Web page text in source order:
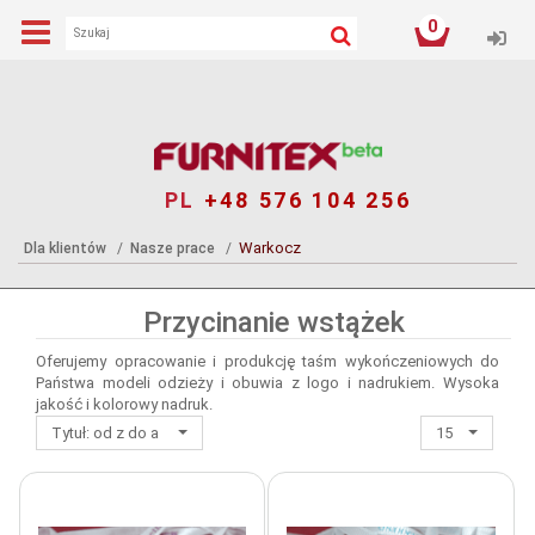
0
PL +48 576 104 256
Dla klientów Nasze prace Warkocz
Przycinanie wstążek
Oferujemy opracowanie i produkcję taśm wykończeniowych do
Państwa modeli odzieży i obuwia z logo i nadrukiem. Wysoka
jakość i kolorowy nadruk.
Tytuł: od z do a
15